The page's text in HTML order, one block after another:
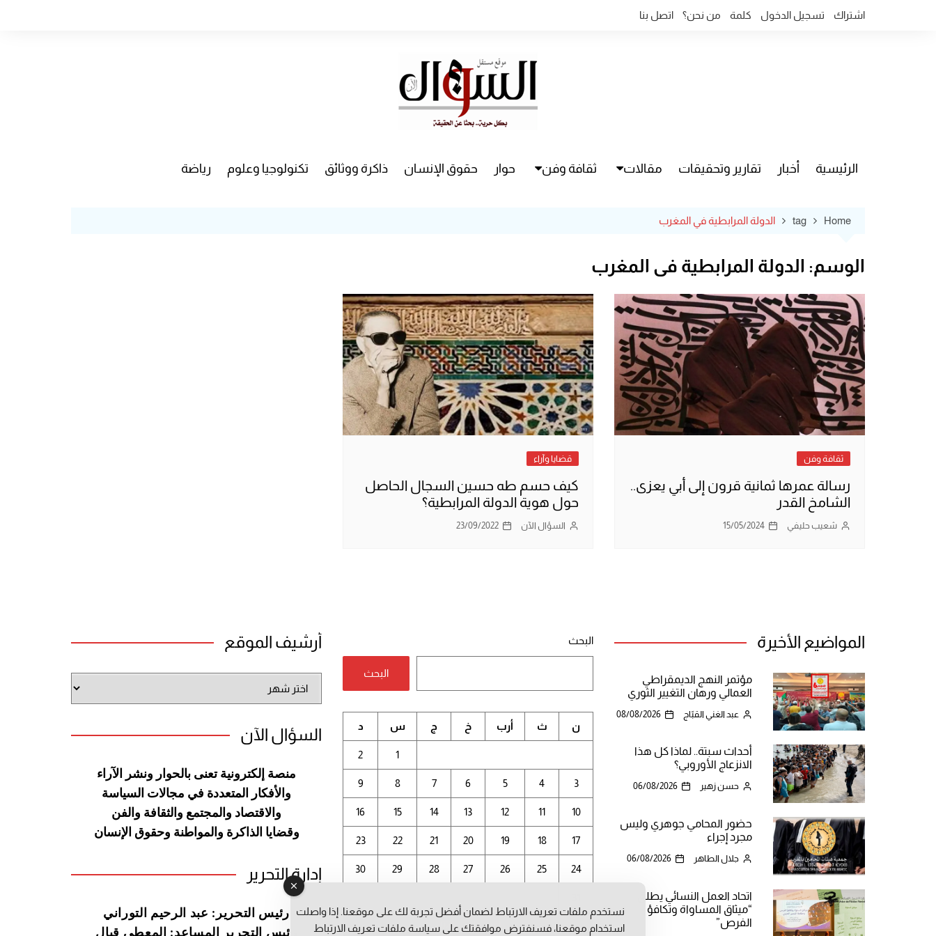
اشتراك تسجيل الدخول كلمة من نحن؟ اتصل بنا
الرئيسية أخبار تقارير وتحقيقات مقالات ثقافة وفن حوار حقوق الإنسان ذاكرة ووثائق تكنولوجيا وعلوم رياضة
Home
tag الدولة المرابطية في المغرب
الوسم: الدولة المرابطية في المغرب
ثقافة وفن
رسالة عمرها ثمانية قرون إلى أبي يعزى..
الشامخ القدر
شعيب حليفي 15/05/2024
قضايا وآراء
كيف حسم طه حسين السجال الحاصل
حول هوية الدولة المرابطية؟
السؤال الآن 23/09/2022
المواضيع الأخيرة
مؤتمر النهج الديمقراطي
العمالي ورهان التغيير الثوري
عبد الغني القبّاج 08/08/2026
أحداث سبتة.. لماذا كل هذا
الانزعاج الأوروبي؟
حسن زهير 06/08/2026
حضور المحامي جوهري وليس
مجرد إجراء
جلال الطاهر 06/08/2026
اتحاد العمل النسائي يطلق
“ميثاق المساواة وتكافؤ
الفرص”
البحث
البحث
أغسطس 2026
ن ث أرب خ ج س د
1
2
3
4
5
6
7
8
9
10
11
12
13
14
15
16
17
18
19
20
21
22
23
24
25
26
27
28
29
30
أرشيف الموقع
الموقع
السؤال الآن
منصة إلكترونية تعنى بالحوار ونشر
الآراء
والأفكار المتعددة في مجالات السياسة
والاقتصاد والمجتمع والثقافة والفن
وقضايا الذاكرة والمواطنة وحقوق الإنسان
إدارة التحرير
رئيس التحرير: عبد الرحيم التوراني
رئيس التحرير المساعد: المعطي قبال
نستخدم ملفات تعريف الارتباط لضمان أفضل تجربة لك على موقعنا. إذا واصلت
استخدام موقعنا، فسنفترض موافقتك على سياسة ملفات تعريف الارتباط